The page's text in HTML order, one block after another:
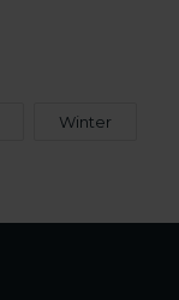
Winter